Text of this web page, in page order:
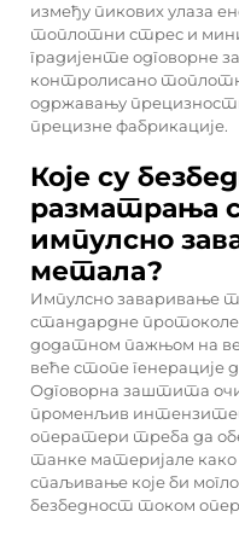
између пикових улаза
топлотни стрес и
градијенте одговорне
контролисано
одржавању
прецизне фабрикације.
Које су
разматрања
импулсно
метала?
Импулсно заваривање
стандардне протоколе
додатном пажњом на
веће стопе генерације
Одговорна заштита
променљив
оператери треба да
танке материјале како
спаљивање које би
безбедност током